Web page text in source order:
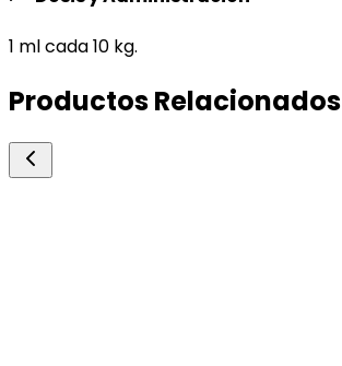
1 ml cada 10 kg.
Productos Relacionados